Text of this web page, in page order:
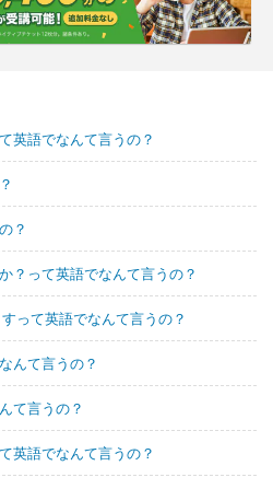
英語でなんて言うの？
？
？って英語でなんて言うの？
って英語でなんて言うの？
んて言うの？
て言うの？
英語でなんて言うの？